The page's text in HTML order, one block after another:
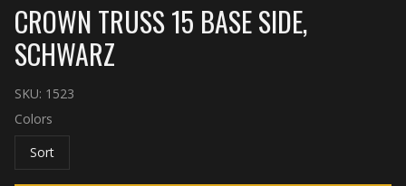
CROWN TRUSS 15 BASE SIDE,
SCHWARZ
SKU: 1523
Colors
Sort